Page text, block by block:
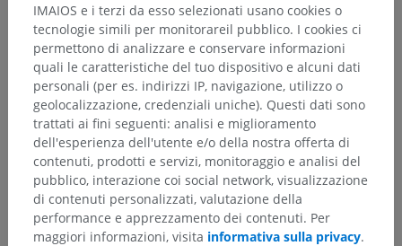
Gerarchia anatomica
Anatomia umana 2
Anatomia umana 1
IMAIOS e i terzi da esso selezionati usano cookies o
tecnologie simili per monitorareil pubblico. I cookies ci
permettono di analizzare e conservare informazioni
quali le caratteristiche del tuo dispositivo e alcuni dati
personali (per es. indirizzi IP, navigazione, utilizzo o
geolocalizzazione, credenziali uniche). Questi dati sono
trattati ai fini seguenti: analisi e miglioramento
dell'esperienza dell'utente e/o della nostra offerta di
contenuti, prodotti e servizi, monitoraggio e analisi del
pubblico, interazione coi social network, visualizzazione
di contenuti personalizzati, valutazione della
performance e apprezzamento dei contenuti. Per
maggiori informazioni, visita informativa sulla privacy.